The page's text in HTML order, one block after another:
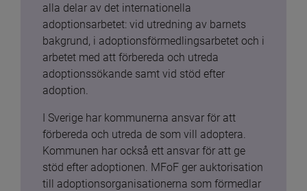
alla delar av det internationella
adoptionsarbetet: vid utredning av barnets
bakgrund, i adoptionsförmedlingsarbetet och i
arbetet med att förbereda och utreda
adoptionssökande samt vid stöd efter
adoption.
I Sverige har kommunerna ansvar för att
förbereda och utreda de som vill adoptera.
Kommunen har också ett ansvar för att ge
stöd efter adoptionen. MFoF ger auktorisation
till adoptionsorganisationerna som förmedlar